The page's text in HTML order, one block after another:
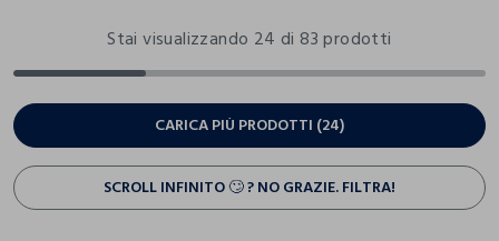
Stai visualizzando 24 di 83 prodotti
CARICA PIÙ PRODOTTI (24)
SCROLL INFINITO 🙄 ? NO GRAZIE. FILTRA!